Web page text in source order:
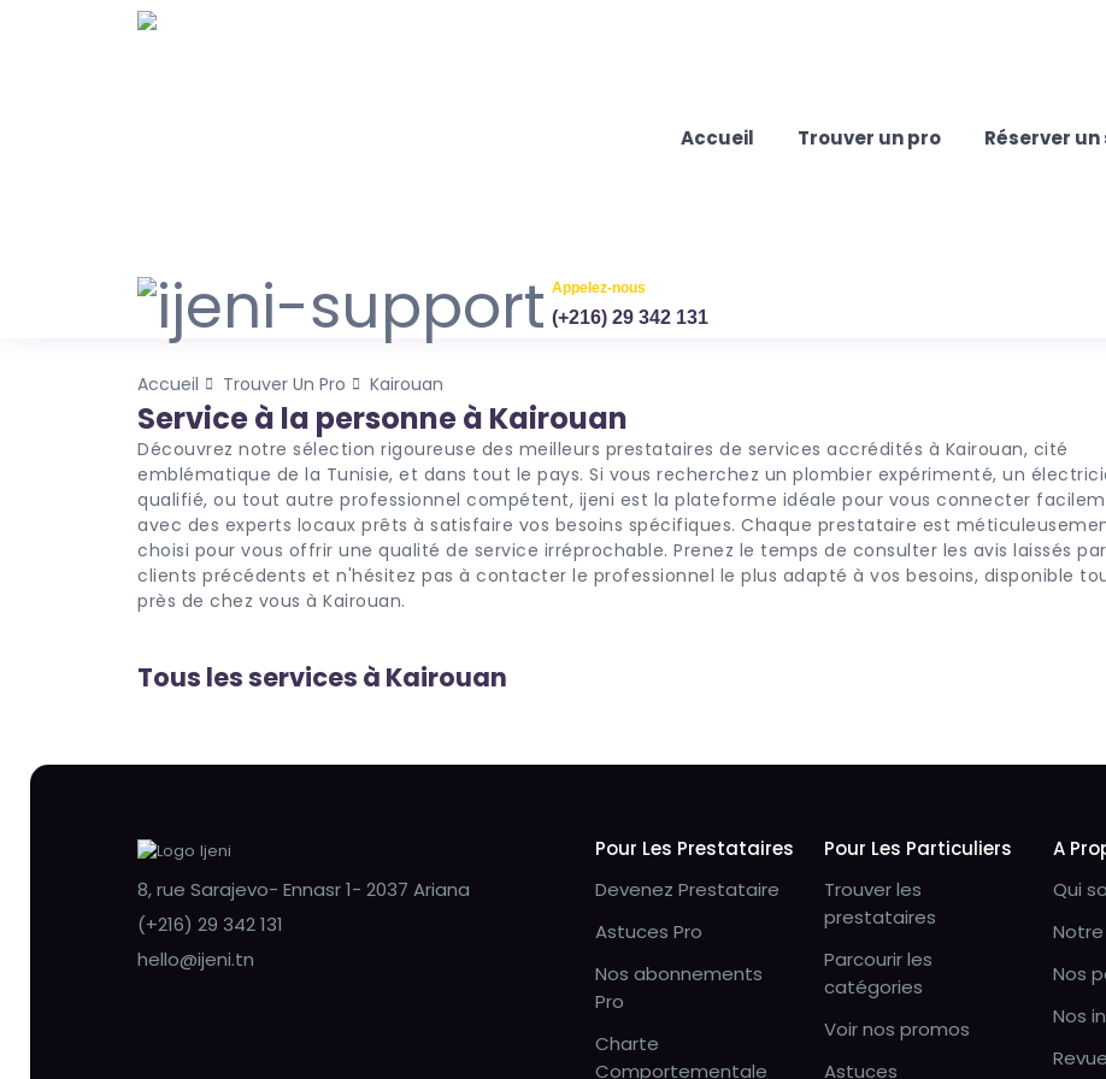
Accueil Trouver un pro Réserver
Appelez-nous
(+216) 29 342 131
Accueil Trouver Un Pro Kairouan
Service à la personne à Kairouan
Découvrez notre sélection rigoureuse des meilleurs prestataires de services accrédités à Kairouan, cité
emblématique de la Tunisie, et dans tout le pays. Si vous recherchez un plombier expérimenté, un
qualifié, ou tout autre professionnel compétent, ijeni est la plateforme idéale pour vous connecter
avec des experts locaux prêts à satisfaire vos besoins spécifiques. Chaque prestataire est
choisi pour vous offrir une qualité de service irréprochable. Prenez le temps de consulter les avis laissés
clients précédents et n'hésitez pas à contacter le professionnel le plus adapté à vos besoins, disponible
près de chez vous à Kairouan.
Tous les services à Kairouan
8, rue Sarajevo- Ennasr 1- 2037 Ariana
(+216) 29 342 131
hello@ijeni.tn
Pour Les Prestataires
Devenez Prestataire
Astuces Pro
Nos abonnements
Pro
Charte
Comportementale
Pour Les Particuliers
Trouver les
prestataires
Parcourir les
catégories
Voir nos promos
Astuces
A
Qui
Nos
Nos